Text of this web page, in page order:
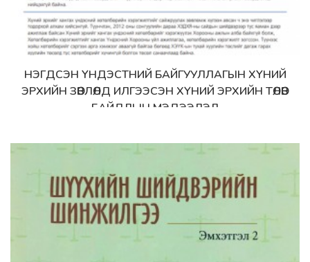
Дэлгэрэнгүй
НЭГДСЭН ҮНДЭСТНИЙ БАЙГУУЛЛАГЫН ХҮНИЙ
ЭРХИЙН ЗӨВЛӨЛД ИЛГЭЭСЭН ХҮНИЙ ЭРХИЙН ТӨЛӨВ
БАЙДЛЫН МЭДЭЭЛЭЛ